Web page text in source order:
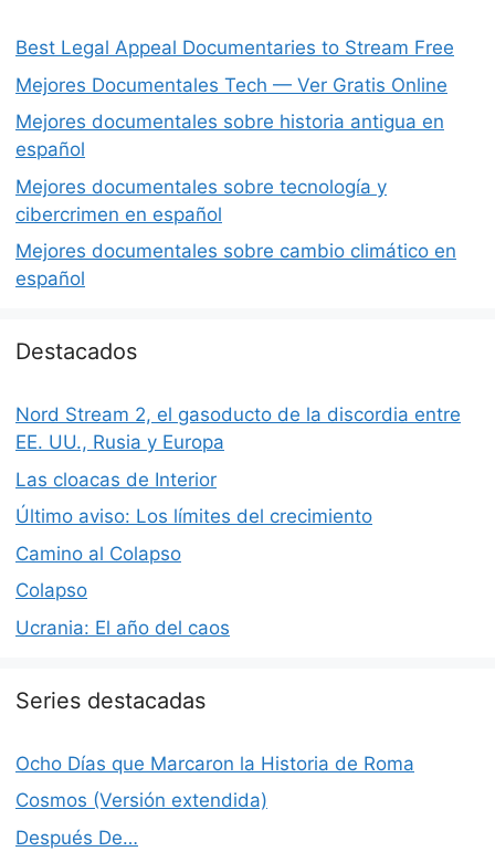
Best Legal Appeal Documentaries to Stream Free
Mejores Documentales Tech — Ver Gratis Online
Mejores documentales sobre historia antigua en
español
Mejores documentales sobre tecnología y
cibercrimen en español
Mejores documentales sobre cambio climático en
español
Destacados
Nord Stream 2, el gasoducto de la discordia entre
EE. UU., Rusia y Europa
Las cloacas de Interior
Último aviso: Los límites del crecimiento
Camino al Colapso
Colapso
Ucrania: El año del caos
Series destacadas
Ocho Días que Marcaron la Historia de Roma
Cosmos (Versión extendida)
Después De…